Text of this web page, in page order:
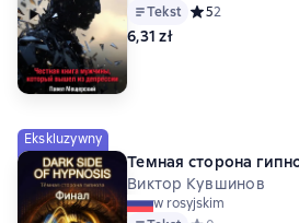
Tekst Средний
52
6,31 zł
Ekskluzywny
Темная сторона
Виктор Кувшинов
w rosyjskim